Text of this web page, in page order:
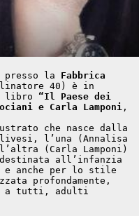
presso la Fabbrica
40) è in
libro “Il Paese dei
e Carla Lamponi ,
che nasce dalla
l’una (Annalisa
(Carla Lamponi)
all’infanzia
anche per lo stile
profondamente,
a tutti, adulti